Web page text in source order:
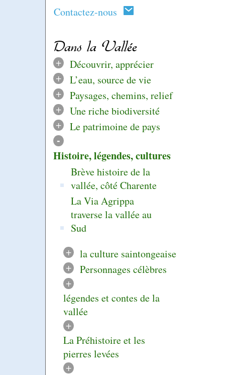
Contactez-nous
Dans la Vallée
+
Découvrir, apprécier
+
L’eau, source de vie
+
Paysages, chemins, relief
+
Une riche biodiversité
+
Le patrimoine de pays
-
Histoire, légendes, cultures
Brève histoire de la
vallée, côté Charente
La Via Agrippa
traverse la vallée au
Sud
+
la culture saintongeaise
+
Personnages célèbres
+
légendes et contes de la
vallée
+
La Préhistoire et les
pierres levées
+